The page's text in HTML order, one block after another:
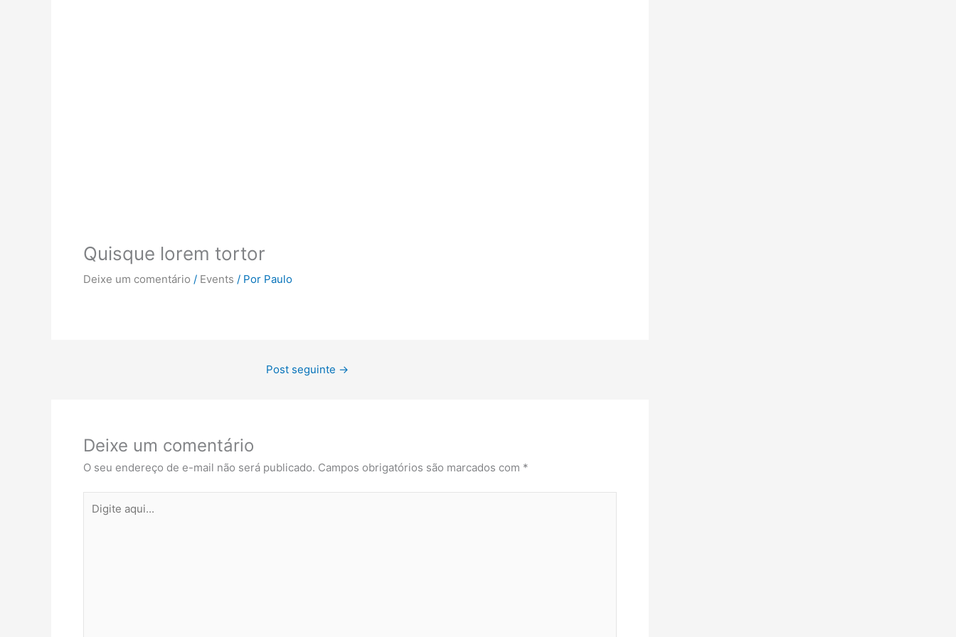
Quisque lorem tortor
Deixe um comentário / Events / Por Paulo
Post seguinte →
Deixe um comentário
O seu endereço de e-mail não será publicado. Campos obrigatórios são marcados com *
aqui...